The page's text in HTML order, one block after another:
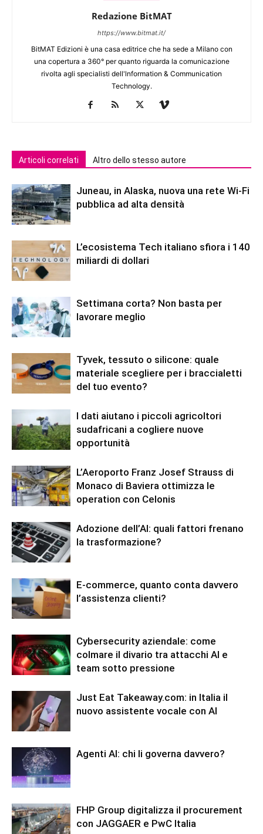
Redazione BitMAT
https://www.bitmat.it/
BitMAT Edizioni è una casa editrice che ha sede a Milano con
una copertura a 360° per quanto riguarda la comunicazione
rivolta agli specialisti dell'lnformation & Communication
Technology.
Articoli correlati Altro dello stesso autore
Juneau, in Alaska, nuova una rete Wi-Fi
pubblica ad alta densità
L’ecosistema Tech italiano sfiora i 140
miliardi di dollari
Settimana corta? Non basta per
lavorare meglio
Tyvek, tessuto o silicone: quale
materiale scegliere per i braccialetti
del tuo evento?
I dati aiutano i piccoli agricoltori
sudafricani a cogliere nuove
opportunità
L’Aeroporto Franz Josef Strauss di
Monaco di Baviera ottimizza le
operation con Celonis
Adozione dell’AI: quali fattori frenano
la trasformazione?
E-commerce, quanto conta davvero
l’assistenza clienti?
Cybersecurity aziendale: come
colmare il divario tra attacchi AI e
team sotto pressione
Just Eat Takeaway.com: in Italia il
nuovo assistente vocale con AI
Agenti AI: chi li governa davvero?
FHP Group digitalizza il procurement
con JAGGAER e PwC Italia